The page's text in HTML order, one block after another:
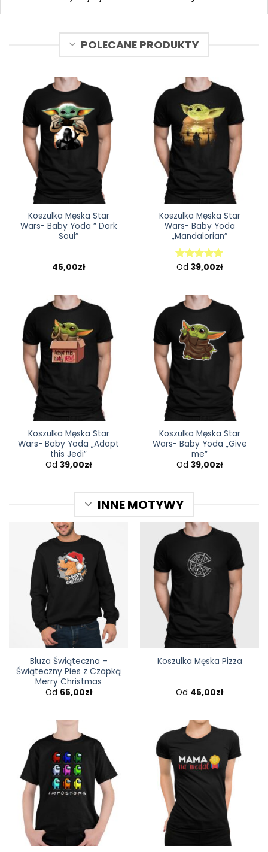
POLECANE PRODUKTY
Koszulka Męska Star
Wars- Baby Yoda ” Dark
Soul”
45,00zł
Koszulka Męska Star
Wars- Baby Yoda
„Mandalorian”
Oceniono
Od 39,00zł
Koszulka Męska Star
Wars- Baby Yoda „Adopt
this Jedi”
Od 39,00zł
Koszulka Męska Star
Wars- Baby Yoda „Give
me”
Od 39,00zł
INNE MOTYWY
Bluza Świąteczna –
Świąteczny Pies z Czapką
Merry Christmas
Od 65,00zł
Koszulka Męska Pizza
Od 45,00zł